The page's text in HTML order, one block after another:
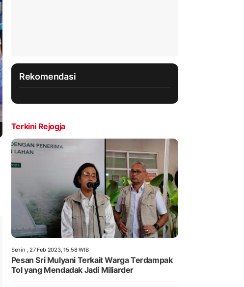
Rekomendasi
Terkini Rejogja
Senin , 27 Feb 2023, 15:58 WIB
Pesan Sri Mulyani Terkait Warga Terdampak
Tol yang Mendadak Jadi Miliarder